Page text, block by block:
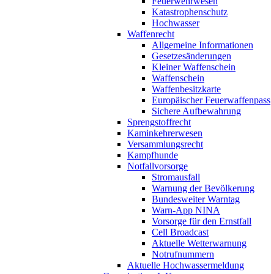
Katastrophenschutz
Hochwasser
Waffenrecht
Allgemeine Informationen
Gesetzesänderungen
Kleiner Waffenschein
Waffenschein
Waffenbesitzkarte
Europäischer Feuerwaffenpass
Sichere Aufbewahrung
Sprengstoffrecht
Kaminkehrerwesen
Versammlungsrecht
Kampfhunde
Notfallvorsorge
Stromausfall
Warnung der Bevölkerung
Bundesweiter Warntag
Warn-App NINA
Vorsorge für den Ernstfall
Cell Broadcast
Aktuelle Wetterwarnung
Notrufnummern
Aktuelle Hochwassermeldung